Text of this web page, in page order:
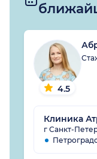
4.5
Клиника
г Санкт-